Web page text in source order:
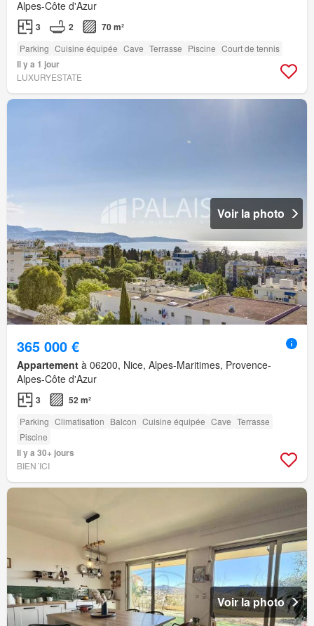
Alpes-Côte d'Azur
3 2 70 m²
Parking Cuisine équipée Cave Terrasse Piscine Court de tennis
Il y a 1 jour
LUXURYESTATE
Voir la photo
365 000 €
Appartement à 06200, Nice, Alpes-Maritimes, Provence-
Alpes-Côte d'Azur
3 52 m²
Parking Climatisation Balcon Cuisine équipée Cave Terrasse
Piscine
Il y a 30+ jours
BIEN´ICI
Voir la photo